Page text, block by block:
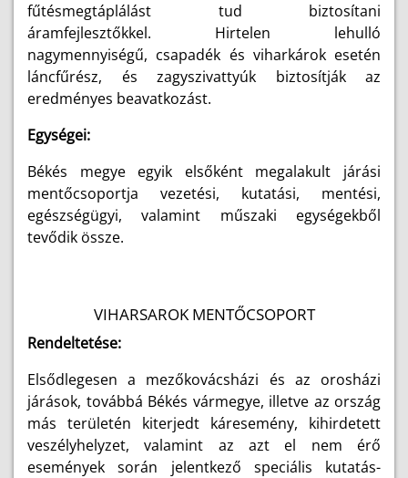
fűtésmegtáplálást tud biztosítani
áramfejlesztőkkel. Hirtelen lehulló
nagymennyiségű, csapadék és viharkárok esetén
láncfűrész, és zagyszivattyúk biztosítják az
eredményes beavatkozást.
Egységei:
Békés megye egyik elsőként megalakult járási
mentőcsoportja vezetési, kutatási, mentési,
egészségügyi, valamint műszaki egységekből
tevődik össze.
VIHARSAROK MENTŐCSOPORT
Rendeltetése:
Elsődlegesen a mezőkovácsházi és az orosházi
járások, továbbá Békés vármegye, illetve az ország
más területén kiterjedt káresemény, kihirdetett
veszélyhelyzet, valamint az azt el nem érő
események során jelentkező speciális kutatás-